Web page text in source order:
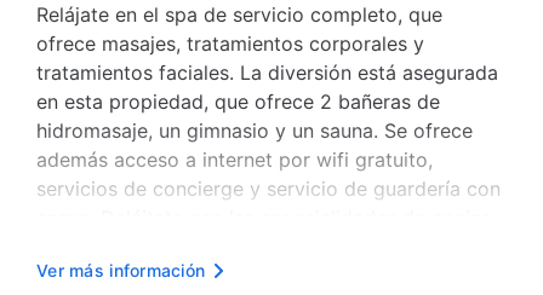
Relájate en el spa de servicio completo, que
ofrece masajes, tratamientos corporales y
tratamientos faciales. La diversión está asegurada
en esta propiedad, que ofrece 2 bañeras de
hidromasaje, un gimnasio y un sauna. Se ofrece
además acceso a internet por wifi gratuito,
servicios de concierge y servicio de guardería con
de este hotel. O, si prefieres, puedes ordenar
Ver más información